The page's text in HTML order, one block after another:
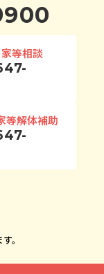
等相談
等解体補助
。